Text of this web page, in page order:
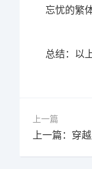
忘忧的繁
总结：以
上一篇